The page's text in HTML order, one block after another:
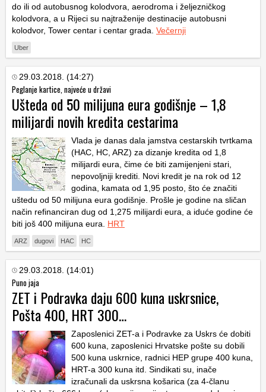
do ili od autobusnog kolodvora, aerodroma i željezničkog
kolodvora, a u Rijeci su najtraženije destinacije autobusni
kolodvor, Tower centar i centar grada. Večernji
Uber
29.03.2018. (14:27)
Peglanje kartice, najveće u državi
Ušteda od 50 milijuna eura godišnje – 1,8
milijardi novih kredita cestarima
Vlada je danas dala jamstva cestarskih tvrtkama
(HAC, HC, ARZ) za dizanje kredita od 1,8
milijardi eura, čime će biti zamijenjeni stari,
nepovoljniji krediti. Novi kredit je na rok od 12
godina, kamata od 1,95 posto, što će značiti
uštedu od 50 milijuna eura godišnje. Prošle je godine na sličan
način refinanciran dug od 1,275 milijardi eura, a iduće godine će
biti još 400 milijuna eura. HRT
ARZ dugovi HAC HC
29.03.2018. (14:01)
Puno jaja
ZET i Podravka daju 600 kuna uskrsnice,
Pošta 400, HRT 300…
Zaposlenici ZET-a i Podravke za Uskrs će dobiti
600 kuna, zaposlenici Hrvatske pošte su dobili
500 kuna uskrnice, radnici HEP grupe 400 kuna,
HRT-a 300 kuna itd. Sindikati su, inače
izračunali da uskrsna košarica (za 4-članu